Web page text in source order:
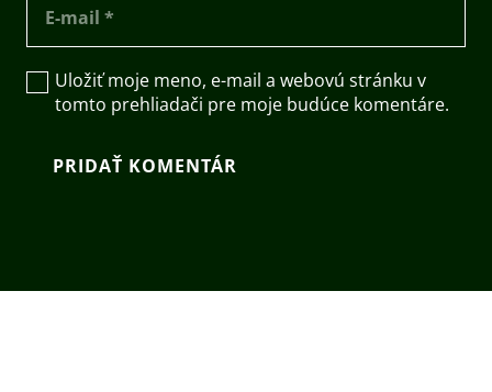
Uložiť moje meno, e-mail a webovú stránku v
tomto prehliadači pre moje budúce komentáre.
PRIDAŤ KOMENTÁR